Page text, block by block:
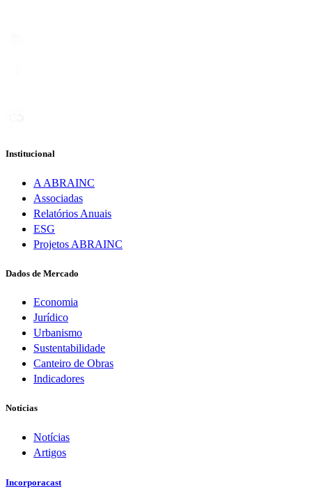
Institucional
A ABRAINC
Associadas
Relatórios Anuais
ESG
Projetos ABRAINC
Dados de Mercado
Economia
Jurídico
Urbanismo
Sustentabilidade
Canteiro de Obras
Indicadores
Notícias
Notícias
Artigos
Incorporacast